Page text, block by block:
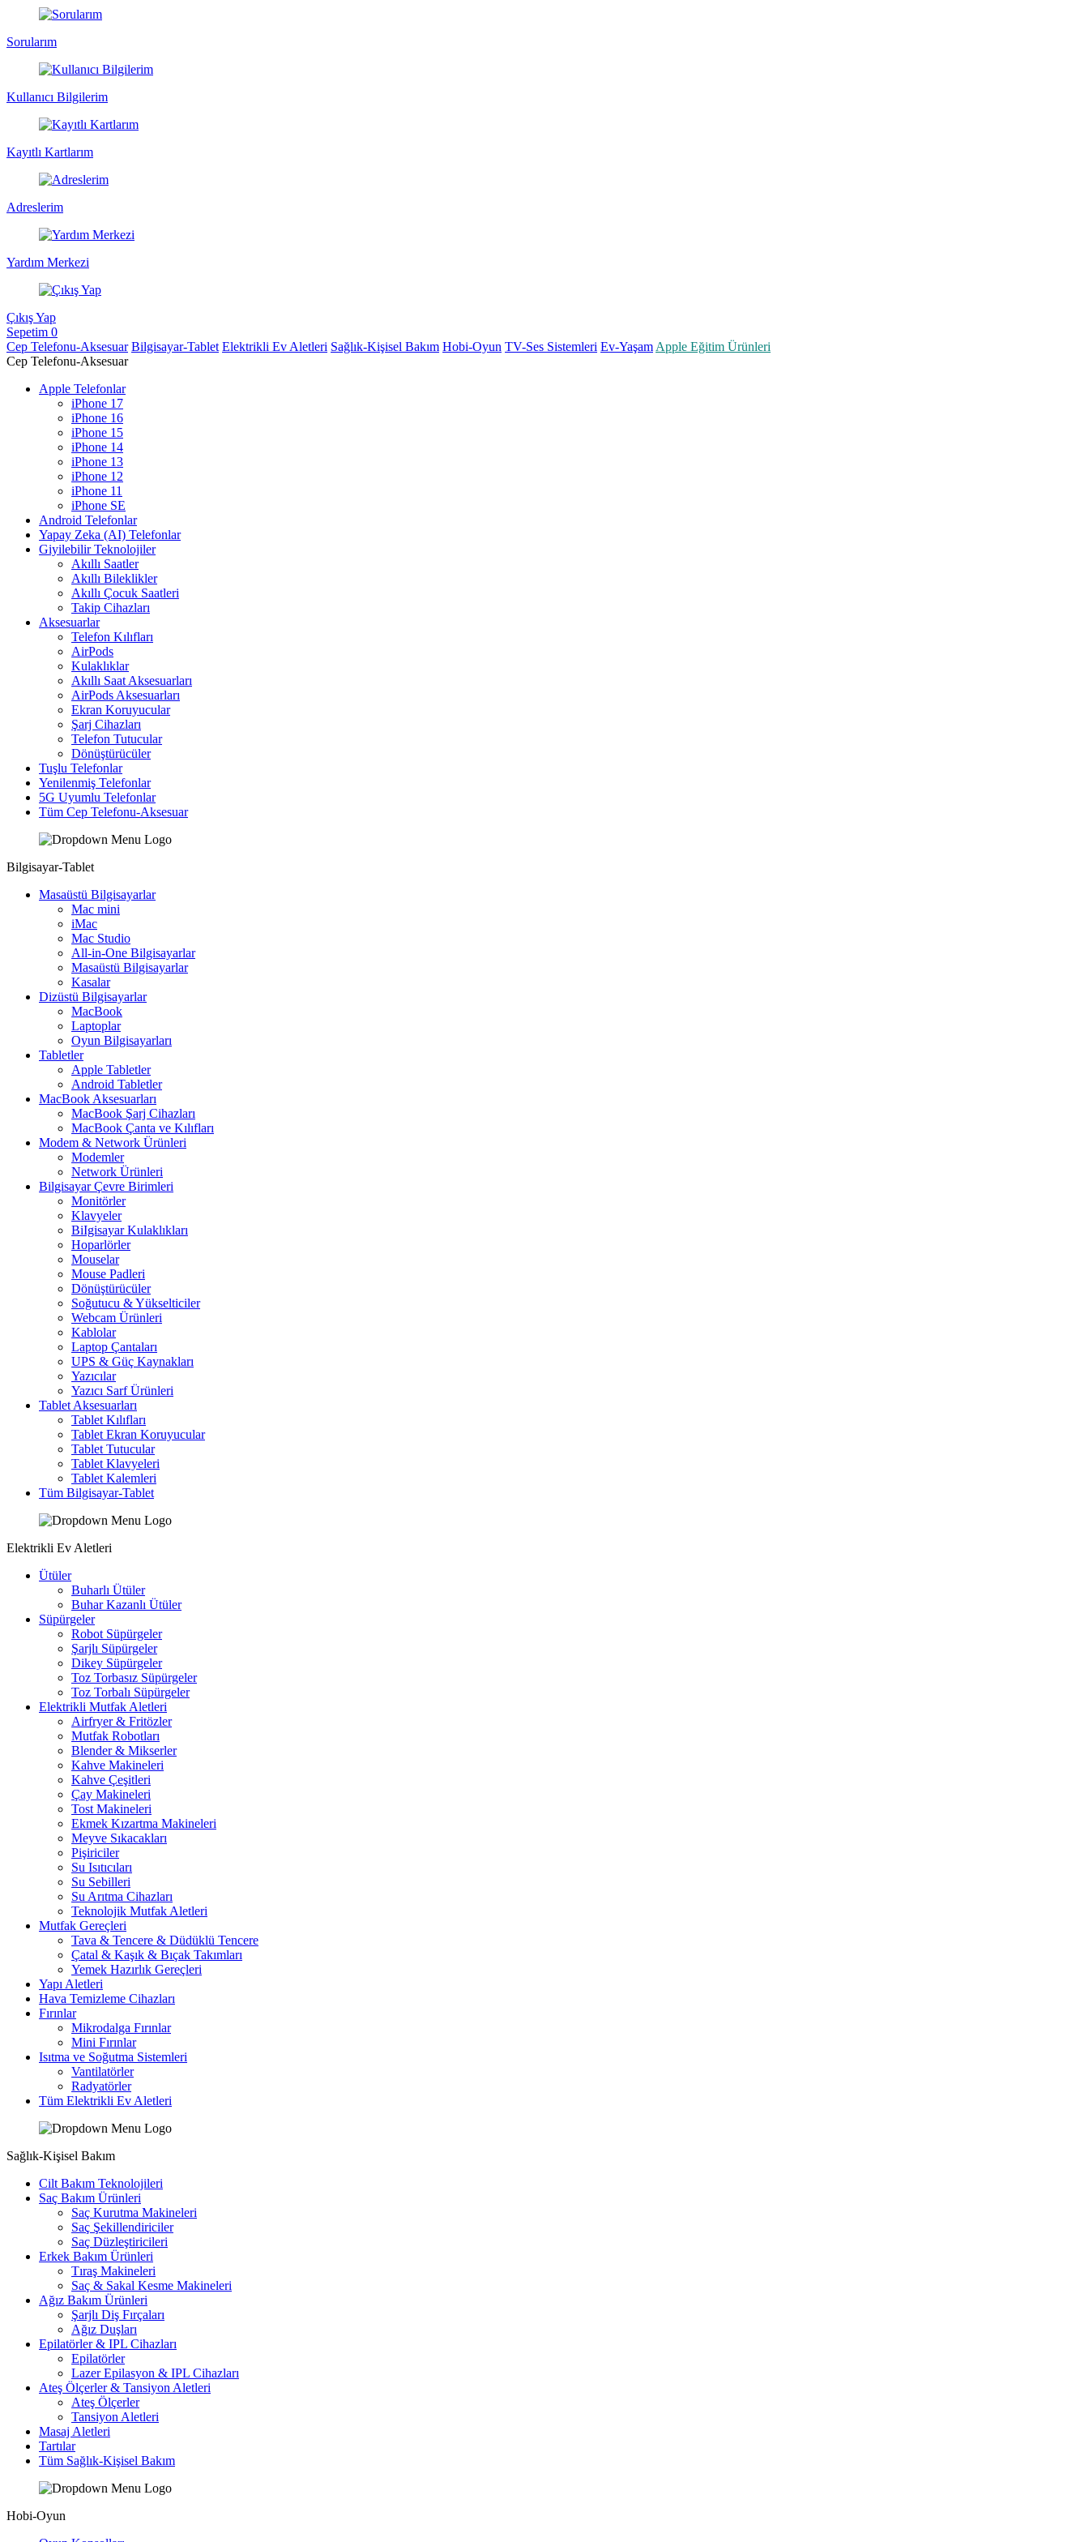
Sorularım
Kullanıcı Bilgilerim
Kayıtlı Kartlarım
Adreslerim
Yardım Merkezi
Çıkış Yap
Sepetim 0
Cep Telefonu-Aksesuar Bilgisayar-Tablet Elektrikli Ev Aletleri Sağlık-Kişisel Bakım Hobi-Oyun TV-Ses Sistemleri Ev-Yaşam Apple Eğitim Ürünleri
Cep Telefonu-Aksesuar
Apple Telefonlar
iPhone 17
iPhone 16
iPhone 15
iPhone 14
iPhone 13
iPhone 12
iPhone 11
iPhone SE
Android Telefonlar
Yapay Zeka (AI) Telefonlar
Giyilebilir Teknolojiler
Akıllı Saatler
Akıllı Bileklikler
Akıllı Çocuk Saatleri
Takip Cihazları
Aksesuarlar
Telefon Kılıfları
AirPods
Kulaklıklar
Akıllı Saat Aksesuarları
AirPods Aksesuarları
Ekran Koruyucular
Şarj Cihazları
Telefon Tutucular
Dönüştürücüler
Tuşlu Telefonlar
Yenilenmiş Telefonlar
5G Uyumlu Telefonlar
Tüm Cep Telefonu-Aksesuar
Bilgisayar-Tablet
Masaüstü Bilgisayarlar
Mac mini
iMac
Mac Studio
All-in-One Bilgisayarlar
Masaüstü Bilgisayarlar
Kasalar
Dizüstü Bilgisayarlar
MacBook
Laptoplar
Oyun Bilgisayarları
Tabletler
Apple Tabletler
Android Tabletler
MacBook Aksesuarları
MacBook Şarj Cihazları
MacBook Çanta ve Kılıfları
Modem & Network Ürünleri
Modemler
Network Ürünleri
Bilgisayar Çevre Birimleri
Monitörler
Klavyeler
BiIgisayar Kulaklıkları
Hoparlörler
Mouselar
Mouse Padleri
Dönüştürücüler
Soğutucu & Yükselticiler
Webcam Ürünleri
Kablolar
Laptop Çantaları
UPS & Güç Kaynakları
Yazıcılar
Yazıcı Sarf Ürünleri
Tablet Aksesuarları
Tablet Kılıfları
Tablet Ekran Koruyucular
Tablet Tutucular
Tablet Klavyeleri
Tablet Kalemleri
Tüm Bilgisayar-Tablet
Elektrikli Ev Aletleri
Ütüler
Buharlı Ütüler
Buhar Kazanlı Ütüler
Süpürgeler
Robot Süpürgeler
Şarjlı Süpürgeler
Dikey Süpürgeler
Toz Torbasız Süpürgeler
Toz Torbalı Süpürgeler
Elektrikli Mutfak Aletleri
Airfryer & Fritözler
Mutfak Robotları
Blender & Mikserler
Kahve Makineleri
Kahve Çeşitleri
Çay Makineleri
Tost Makineleri
Ekmek Kızartma Makineleri
Meyve Sıkacakları
Pişiriciler
Su Isıtıcıları
Su Sebilleri
Su Arıtma Cihazları
Teknolojik Mutfak Aletleri
Mutfak Gereçleri
Tava & Tencere & Düdüklü Tencere
Çatal & Kaşık & Bıçak Takımları
Yemek Hazırlık Gereçleri
Yapı Aletleri
Hava Temizleme Cihazları
Fırınlar
Mikrodalga Fırınlar
Mini Fırınlar
Isıtma ve Soğutma Sistemleri
Vantilatörler
Radyatörler
Tüm Elektrikli Ev Aletleri
Sağlık-Kişisel Bakım
Cilt Bakım Teknolojileri
Saç Bakım Ürünleri
Saç Kurutma Makineleri
Saç Şekillendiriciler
Saç Düzleştiricileri
Erkek Bakım Ürünleri
Tıraş Makineleri
Saç & Sakal Kesme Makineleri
Ağız Bakım Ürünleri
Şarjlı Diş Fırçaları
Ağız Duşları
Epilatörler & IPL Cihazları
Epilatörler
Lazer Epilasyon & IPL Cihazları
Ateş Ölçerler & Tansiyon Aletleri
Ateş Ölçerler
Tansiyon Aletleri
Masaj Aletleri
Tartılar
Tüm Sağlık-Kişisel Bakım
Hobi-Oyun